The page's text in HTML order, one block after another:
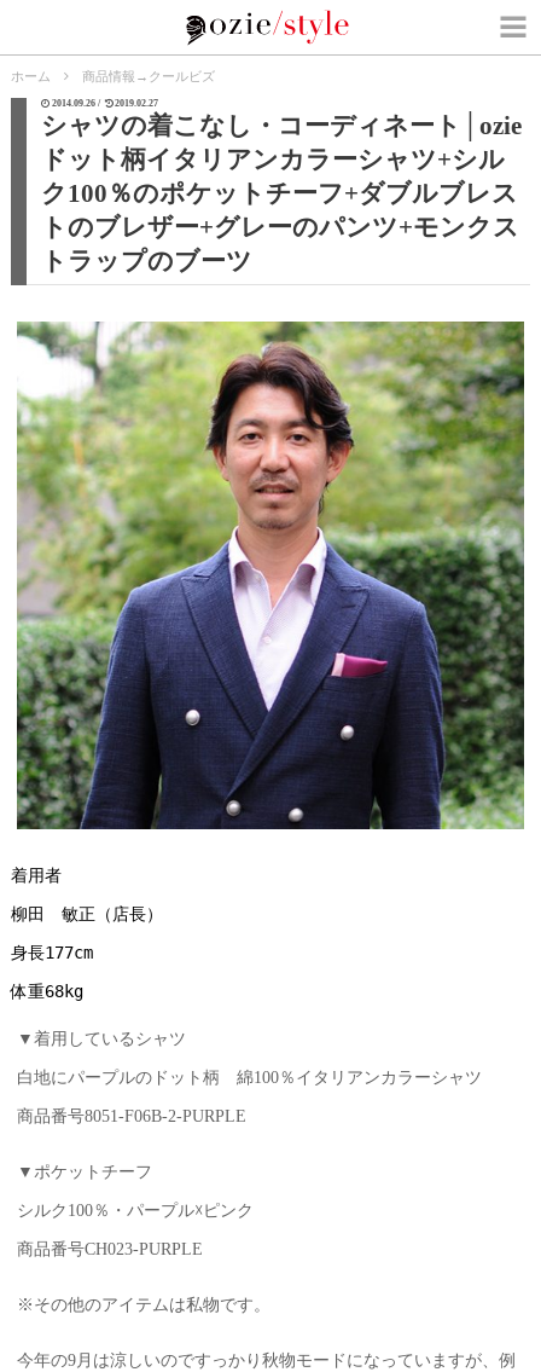
ホーム 商品情報 → クールビズ
2014.09.26 / 2019.02.27
シャツの着こなし・コーディネート│ozie
ドット柄イタリアンカラーシャツ+シル
ク100％のポケットチーフ+ダブルブレス
トのブレザー+グレーのパンツ+モンクス
トラップのブーツ
着用者
柳田　敏正（店長）
身長177cm
体重68kg
▼着用しているシャツ
白地にパープルのドット柄 綿100％イタリアンカラーシャツ
商品番号8051-F06B-2-PURPLE
▼ポケットチーフ
シルク100％・パープル☓ピンク
商品番号CH023-PURPLE
※その他のアイテムは私物です。
今年の9月は涼しいのですっかり秋物モードになっていますが、例